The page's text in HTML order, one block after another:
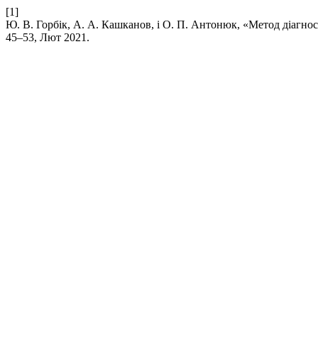
[1]
Ю. В. Горбік, А. А. Кашканов, і О. П. Антонюк, «Метод
45–53, Лют 2021.